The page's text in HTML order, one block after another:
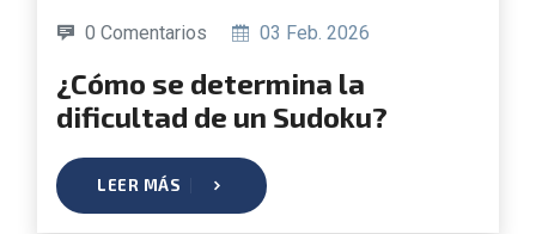
0 Comentarios 03 Feb. 2026
¿Cómo se determina la
dificultad de un Sudoku?
LEER MÁS